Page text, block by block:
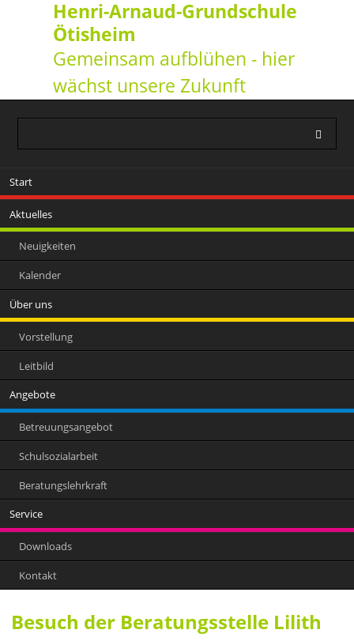
Henri-Arnaud-Grundschule
Ötisheim
Gemeinsam aufblühen - hier
wächst unsere Zukunft
überspringen
Start
Aktuelles
Neuigkeiten
Kalender
Über uns
Vorstellung
Leitbild
Angebote
Betreuungsangebot
Schulsozialarbeit
Beratungslehrkraft
Service
Downloads
Kontakt
Besuch der Beratungsstelle Lilith